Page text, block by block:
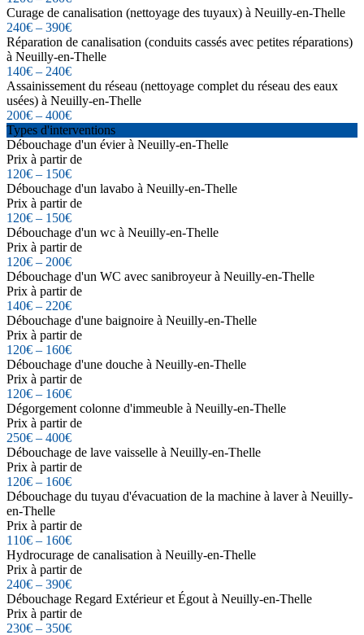
Curage de canalisation (nettoyage des tuyaux) à Neuilly-en-Thelle
240€ – 390€
Réparation de canalisation (conduits cassés avec petites réparations)
à Neuilly-en-Thelle
140€ – 240€
Assainissement du réseau (nettoyage complet du réseau des eaux
usées) à Neuilly-en-Thelle
200€ – 400€
Types d'interventions
Débouchage d'un évier à Neuilly-en-Thelle
Prix à partir de
120€ – 150€
Débouchage d'un lavabo à Neuilly-en-Thelle
Prix à partir de
120€ – 150€
Débouchage d'un wc à Neuilly-en-Thelle
Prix à partir de
120€ – 200€
Débouchage d'un WC avec sanibroyeur à Neuilly-en-Thelle
Prix à partir de
140€ – 220€
Débouchage d'une baignoire à Neuilly-en-Thelle
Prix à partir de
120€ – 160€
Débouchage d'une douche à Neuilly-en-Thelle
Prix à partir de
120€ – 160€
Dégorgement colonne d'immeuble à Neuilly-en-Thelle
Prix à partir de
250€ – 400€
Débouchage de lave vaisselle à Neuilly-en-Thelle
Prix à partir de
120€ – 160€
Débouchage du tuyau d'évacuation de la machine à laver à Neuilly-
en-Thelle
Prix à partir de
110€ – 160€
Hydrocurage de canalisation à Neuilly-en-Thelle
Prix à partir de
240€ – 390€
Débouchage Regard Extérieur et Égout à Neuilly-en-Thelle
Prix à partir de
230€ – 350€